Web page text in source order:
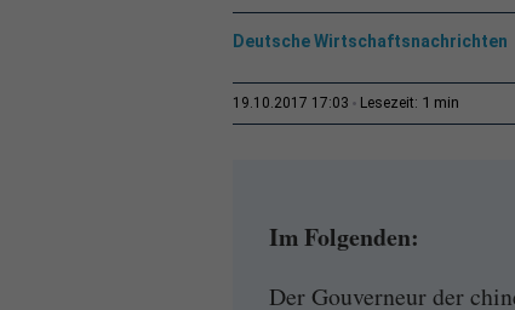
Deutsche Wirtschaftsnachrichten
19.10.2017 17:03 Lesezeit: 1 min
Im Folgenden:
Der Gouverneur der